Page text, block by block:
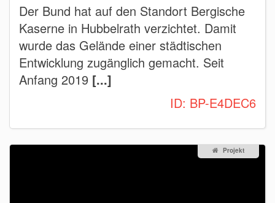
Der Bund hat auf den Standort Bergische
Kaserne in Hubbelrath verzichtet. Damit
wurde das Gelände einer städtischen
Entwicklung zugänglich gemacht. Seit
Anfang 2019 [...]
ID: BP-E4DEC6
Projekt